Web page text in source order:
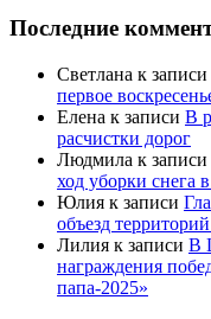
Последние
Светлана к записи
первое
Елена к записи В
расчистки дорог
Людмила к записи
ход уборки снега
Юлия к записи
объезд
Лилия к записи В
награждения
папа-2025»